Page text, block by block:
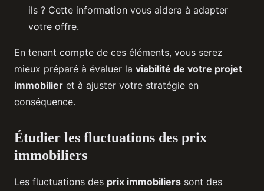
ils ? Cette information vous aidera à adapter
votre offre.
En tenant compte de ces éléments, vous serez
mieux préparé à évaluer la viabilité de votre projet
immobilier et à ajuster votre stratégie en
conséquence.
Étudier les fluctuations des prix
immobiliers
Les fluctuations des prix immobiliers sont des